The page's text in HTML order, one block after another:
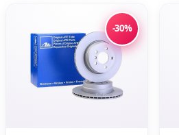
-30%